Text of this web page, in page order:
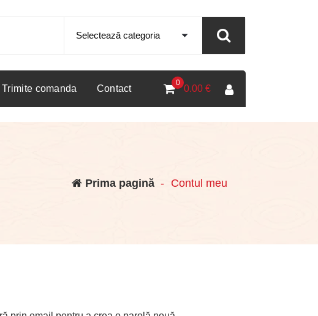
Trimite comanda Contact
0
0.00 €
Prima pagină - Contul meu